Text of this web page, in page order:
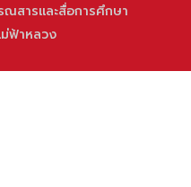
สารและสื่อการศึกษา
ฟ้าหลวง